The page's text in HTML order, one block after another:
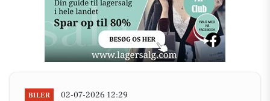
BILER 02-07-2026 12:29